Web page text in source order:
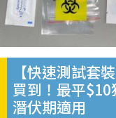
【快速測試套
買到！最平
潛伏期適用